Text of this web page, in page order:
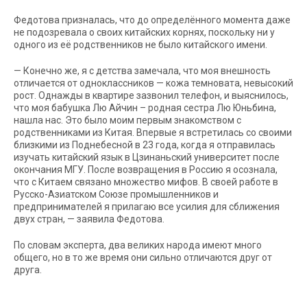
Федотова призналась, что до определённого момента даже
не подозревала о своих китайских корнях, поскольку ни у
одного из её родственников не было китайского имени.
— Конечно же, я с детства замечала, что моя внешность
отличается от одноклассников — кожа темновата, невысокий
рост. Однажды в квартире зазвонил телефон, и выяснилось,
что моя бабушка Лю Айчин – родная сестра Лю Юньбина,
нашла нас. Это было моим первым знакомством с
родственниками из Китая. Впервые я встретилась со своими
близкими из Поднебесной в 23 года, когда я отправилась
изучать китайский язык в Цзинаньский университет после
окончания МГУ. После возвращения в Россию я осознала,
что с Китаем связано множество мифов. В своей работе в
Русско-Азиатском Союзе промышленников и
предпринимателей я прилагаю все усилия для сближения
двух стран, — заявила Федотова.
По словам эксперта, два великих народа имеют много
общего, но в то же время они сильно отличаются друг от
друга.